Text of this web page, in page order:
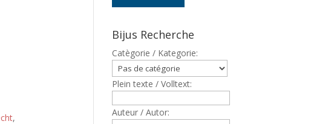
,
Bijus Recherche
Catègorie / Kategorie:
Plein texte / Volltext:
Auteur / Autor: